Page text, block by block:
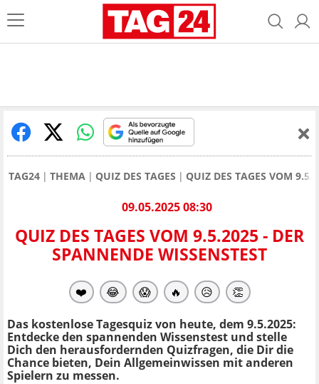
TAG24 THEMA QUIZ DES TAGES QUIZ DES TAGES VOM
09.05.2025 08:30
QUIZ DES TAGES VOM 9.5.2025 - DER
SPANNENDE WISSENSTEST
❤️ 😂 😱 🔥 😥 👏
Das kostenlose Tagesquiz von heute, dem 9.5.2025:
Entdecke den spannenden Wissenstest und stelle
Dich den herausfordernden Quizfragen, die Dir die
Chance bieten, Dein Allgemeinwissen mit anderen
Spielern zu messen.